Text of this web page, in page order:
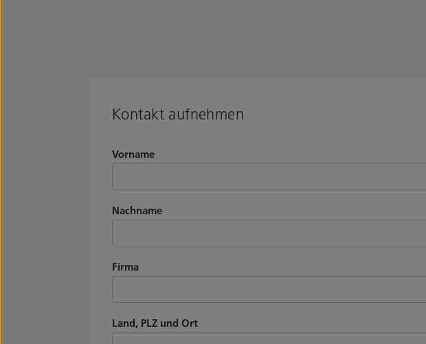
Kontakt aufnehmen
Vorname
Nachname
Firma
Land, PLZ und Ort